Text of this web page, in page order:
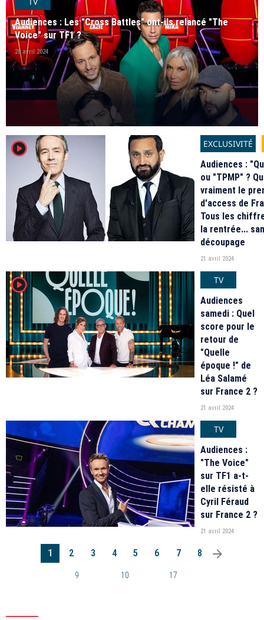
Audiences : Les "Cross Battles" ont-ils relancé "The
Voice" sur TF1 ?
28 avril 2024
player2
EXCLUSIVITÉ
Audiences :
ou "TPMP" ?
vraiment le
d'access de
Tous les
la rentrée...
découpage
21 avril 2024
player2
TV
Audiences
samedi : Quel
score pour le
retour de
"Quelle
époque !" de
Léa Salamé
sur France 2 ?
21 avril 2024
TV
Audiences :
"The Voice"
sur TF1 a-t-
elle résisté à
Cyril Féraud
sur France 2 ?
21 avril 2024
1 2 3 4 5 6 7 8
9 10 17
arrow_right